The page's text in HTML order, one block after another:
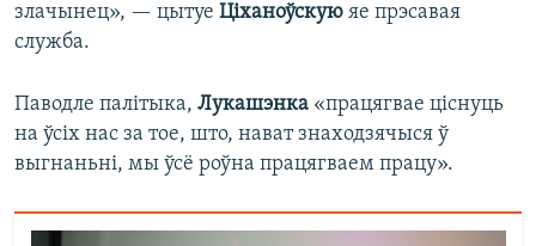
злачынец», — цытуе Ціханоўскую яе прэсавая
служба.
Паводле палітыка, Лукашэнка «працягвае ціснуць
на ўсіх нас за тое, што, нават знаходзячыся ў
выгнаньні, мы ўсё роўна працягваем працу».